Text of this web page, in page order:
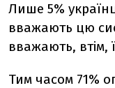
Лише 5%
вважають цю
вважають, втім,
Тим часом 71%